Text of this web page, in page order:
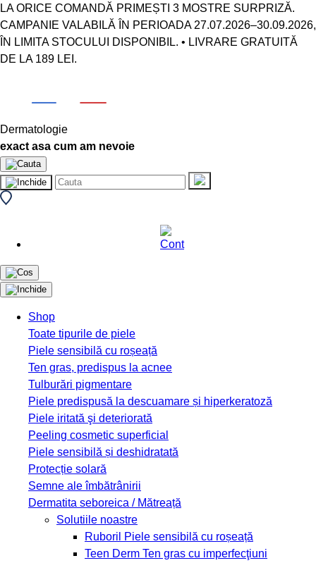
LA ORICE COMANDĂ PRIMEȘTI 3 MOSTRE SURPRIZĂ.
CAMPANIE VALABILĂ ÎN PERIOADA 27.07.2026–30.09.2026,
ÎN LIMITA STOCULUI DISPONIBIL. • LIVRARE GRATUITĂ
DE LA 189 LEI.
Dermatologie
exact asa cum am nevoie
Shop
Toate tipurile de piele
Piele sensibilă cu roșeață
Ten gras, predispus la acnee
Tulburări pigmentare
Piele predispusă la descuamare și hiperkeratoză
Piele iritată şi deteriorată
Peeling cosmetic superficial
Piele sensibilă și deshidratată
Protecție solară
Semne ale îmbătrânirii
Dermatita seboreica / Mătreață
Solutiile noastre
Ruboril
Piele sensibilă cu roșeață
Teen Derm Ten gras cu imperfecţiuni